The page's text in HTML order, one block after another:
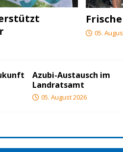
05.
Azubi-Austausch im
Landratsamt
05. August 2026